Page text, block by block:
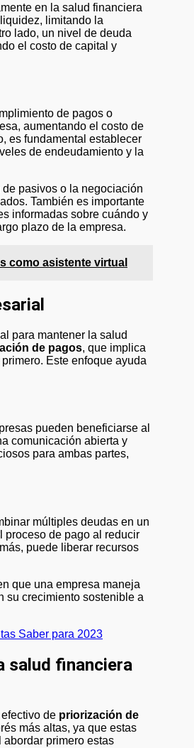
en la salud financiera
limitando la
lado, un nivel de deuda
el costo de capital y
de pagos o
aumentando el costo de
es fundamental establecer
de endeudamiento y la
pasivos o la negociación
También es importante
informadas sobre cuándo y
plazo de la empresa.
como asistente virtual
para mantener la salud
de pagos, que implica
Este enfoque ayuda
pueden beneficiarse al
comunicación abierta y
para ambas partes,
múltiples deudas en un
proceso de pago al reducir
puede liberar recursos
que una empresa maneja
su crecimiento sostenible a
Saber para 2023
salud financiera
de priorización de
más altas, ya que estas
primero estas